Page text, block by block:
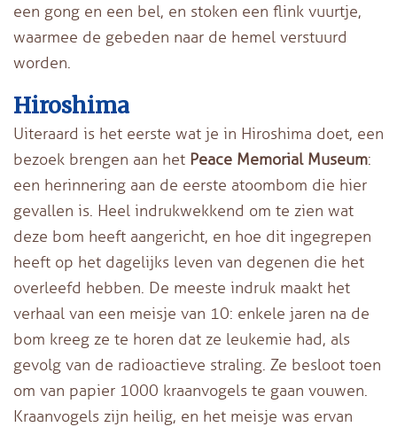
een gong en een bel, en stoken een flink vuurtje,
waarmee de gebeden naar de hemel verstuurd
worden.
Hiroshima
Uiteraard is het eerste wat je in Hiroshima doet, een
bezoek brengen aan het Peace Memorial Museum:
een herinnering aan de eerste atoombom die hier
gevallen is. Heel indrukwekkend om te zien wat
deze bom heeft aangericht, en hoe dit ingegrepen
heeft op het dagelijks leven van degenen die het
overleefd hebben. De meeste indruk maakt het
verhaal van een meisje van 10: enkele jaren na de
bom kreeg ze te horen dat ze leukemie had, als
gevolg van de radioactieve straling. Ze besloot toen
om van papier 1000 kraanvogels te gaan vouwen.
Kraanvogels zijn heilig, en het meisje was ervan